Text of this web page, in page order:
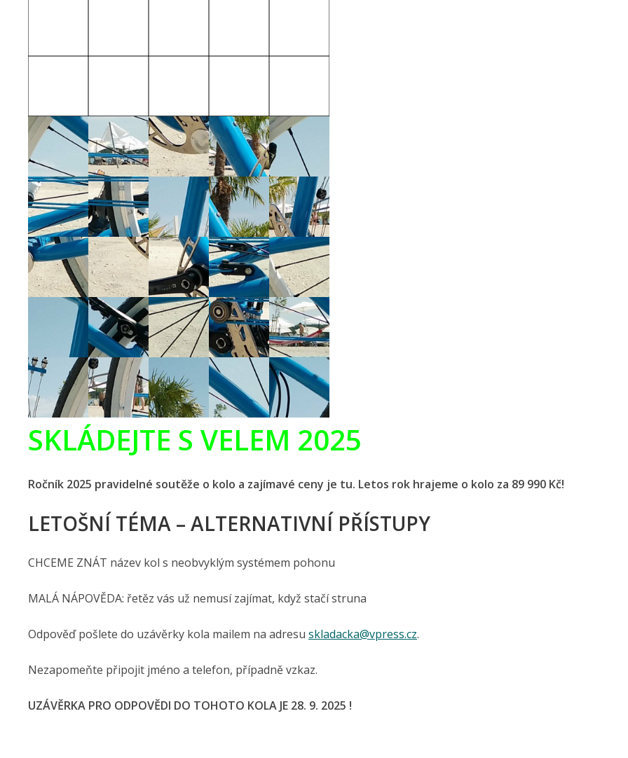
SKLÁDEJTE S VELEM 2025
Ročník 2025 pravidelné soutěže o kolo a zajímavé ceny je tu. Letos rok hrajeme o kolo za 89 990 Kč!
LETOŠNÍ TÉMA – ALTERNATIVNÍ PŘÍSTUPY
CHCEME ZNÁT název kol s neobvyklým systémem pohonu
MALÁ NÁPOVĚDA: řetěz vás už nemusí zajímat, když stačí struna
Odpověď pošlete do uzávěrky kola mailem na adresu skladacka@vpress.cz.
Nezapomeňte připojit jméno a telefon, případně vzkaz.
UZÁVĚRKA PRO ODPOVĚDI DO TOHOTO KOLA JE 28. 9. 2025 !